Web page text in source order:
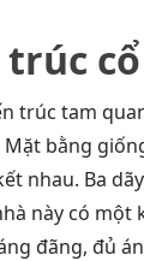
trúc
trúc tam
bằng
nhau. Ba
này có
đãng, đủ